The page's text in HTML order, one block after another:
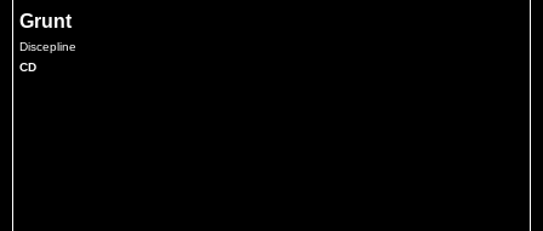
Grunt
Discepline
CD